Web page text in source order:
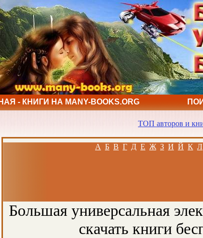
- КНИГИ НА MANY-BOOKS.ORG
ТОП авторов и
А Б В Г Д Е Ж З И Й К Л
Большая универсальная
скачать книги